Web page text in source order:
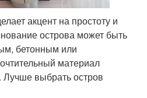
акцент на простоту и
острова может быть
бетонным или
материал
выбрать остров